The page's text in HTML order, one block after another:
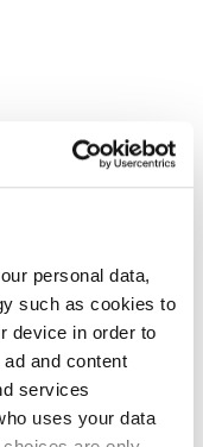
personal data,
such as cookies to
device in order to
and content
services
uses your data